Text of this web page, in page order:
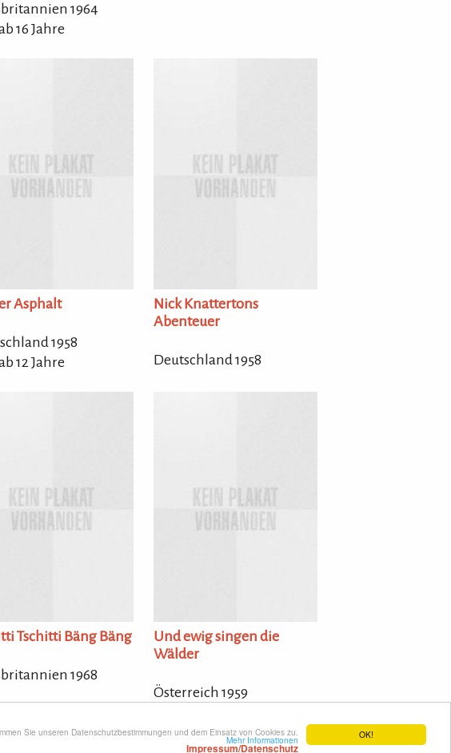
OK!
Sie unseren Datenschutzbestimmungen und dem Einsatz von Cookies zu.
Mehr Informationen
Impressum/Datenschutz
1964
16 Jahre
Asphalt
1958
12 Jahre
Nick Knattertons
Abenteuer
Deutschland 1958
Tschitti Bäng Bäng
1968
Und ewig singen die
Wälder
Österreich 1959